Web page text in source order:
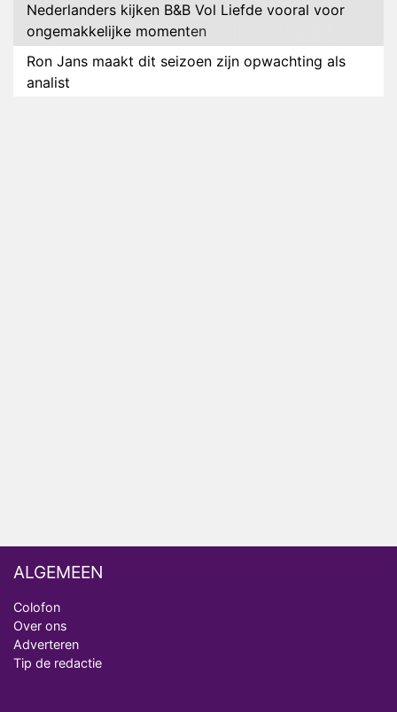
Nederlanders kijken B&B Vol Liefde vooral voor
ongemakkelijke momenten
Ron Jans maakt dit seizoen zijn opwachting als
analist
ALGEMEEN
Colofon
Over ons
Adverteren
Tip de redactie